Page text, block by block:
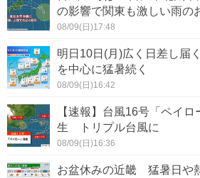
の影響で関東も激しい雨の
08/09(日)17:48
明日10日(月)広く日差し届
を中心に猛暑続く
08/09(日)16:42
【速報】台風16号「ペイ
生 トリプル台風に
08/09(日)16:36
お盆休みの近畿 猛暑日や